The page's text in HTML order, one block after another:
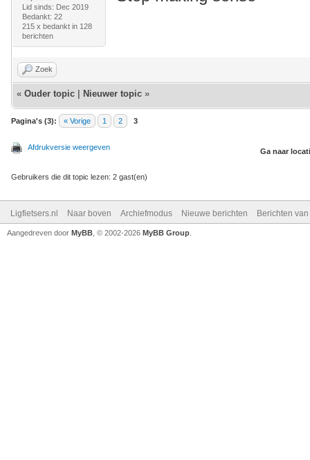
Lid sinds: Dec 2019
Bedankt: 22
215 x bedankt in 128
berichten
Zoek
« Ouder topic Nieuwer topic »
Pagina's (3): « Vorige 1 2 3
Afdrukversie weergeven Ga naar
Gebruikers die dit topic lezen: 2 gast(en)
Ligfietsers.nl Naar boven Archiefmodus Nieuwe berichten Berichten
Aangedreven door MyBB , © 2002-2026 MyBB Group